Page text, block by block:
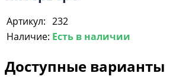
Артикул: 232
Наличие: Есть в наличии
Доступные варианты